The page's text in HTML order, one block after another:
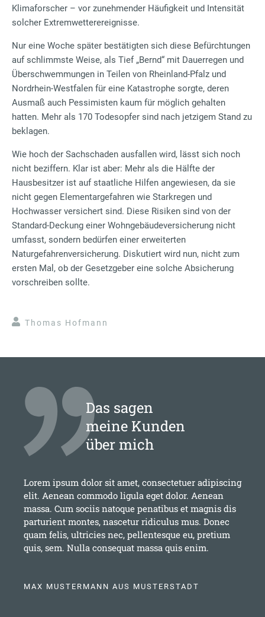
Klimaforscher – vor zunehmender Häufigkeit und Intensität
solcher Extremwetterereignisse.
Nur eine Woche später bestätigten sich diese Befürchtungen
auf schlimmste Weise, als Tief „Bernd“ mit Dauerregen und
Überschwemmungen in Teilen von Rheinland-Pfalz und
Nordrhein-Westfalen für eine Katastrophe sorgte, deren
Ausmaß auch Pessimisten kaum für möglich gehalten
hatten. Mehr als 170 Todesopfer sind nach jetzigem Stand zu
beklagen.
Wie hoch der Sachschaden ausfallen wird, lässt sich noch
nicht beziffern. Klar ist aber: Mehr als die Hälfte der
Hausbesitzer ist auf staatliche Hilfen angewiesen, da sie
nicht gegen Elementargefahren wie Starkregen und
Hochwasser versichert sind. Diese Risiken sind von der
Standard-Deckung einer Wohngebäudeversicherung nicht
umfasst, sondern bedürfen einer erweiterten
Naturgefahrenversicherung. Diskutiert wird nun, nicht zum
ersten Mal, ob der Gesetzgeber eine solche Absicherung
vorschreiben sollte.
Thomas Hofmann
Das sagen
meine Kunden
über mich
Lorem ipsum dolor sit amet, consectetuer adipiscing
elit. Aenean commodo ligula eget dolor. Aenean
massa. Cum sociis natoque penatibus et magnis dis
parturient montes, nascetur ridiculus mus. Donec
quam felis, ultricies nec, pellentesque eu, pretium
quis, sem. Nulla consequat massa quis enim.
MAX MUSTERMANN AUS MUSTERSTADT